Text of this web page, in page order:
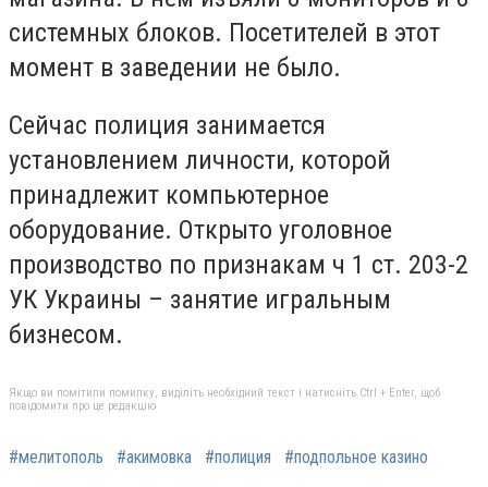
системных блоков. Посетителей в этот
момент в заведении не было.
Сейчас полиция занимается
установлением личности, которой
принадлежит компьютерное
оборудование. Открыто уголовное
производство по признакам ч 1 ст. 203-2
УК Украины – занятие игральным
бизнесом.
Якщо ви помітили помилку, виділіть необхідний текст і натисніть Ctrl + Enter, щоб
повідомити про це редакцію
#мелитополь #акимовка #полиция #подпольное казино